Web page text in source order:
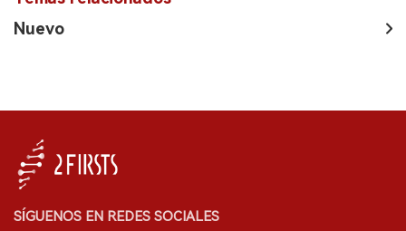
Nuevo
SÍGUENOS EN REDES SOCIALES